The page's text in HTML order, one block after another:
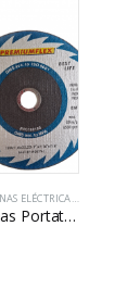
PORTÁTILES
Discos para Maquinas Portatiles